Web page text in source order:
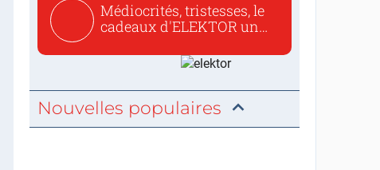
Médiocrités, tristesses, le
cadeaux d'ELEKTOR un
Nouvelles populaires